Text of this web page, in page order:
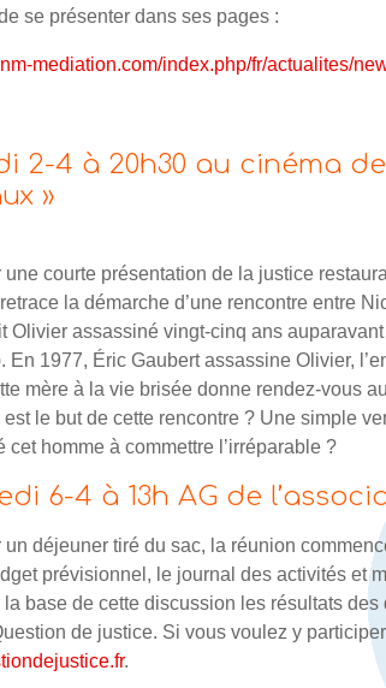
se présenter dans ses pages :
mediation.com/index.php/fr/actualites/
2-4 à 20h30 au cinéma
»
une courte présentation de la justice
la démarche d’une rencontre entre
Olivier assassiné vingt-cinq ans
En 1977, Éric Gaubert assassine Olivier,
mère à la vie brisée donne rendez-vous
est le but de cette rencontre ? Une simple
cet homme à commettre l’irréparable ?
6-4 à 13h AG de
un déjeuner tiré du sac, la réunion
prévisionnel, le journal des activités et
base de cette discussion les résultats
de justice. Si vous voulez y
.